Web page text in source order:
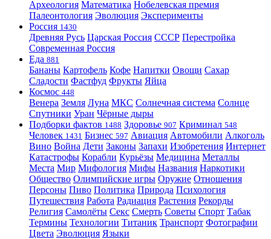
Археология Математика Нобелевская премия
Палеонтология Эволюция Эксперименты
Россия 1430
Древняя Русь Царская Россия СССР Перестройка
Современная Россия
Еда 881
Бананы Картофель Кофе Напитки Овощи Сахар
Сладости Фастфуд Фрукты Яйца
Космос 448
Венера Земля Луна МКС Солнечная система Солнце
Спутники Уран Чёрные дыры
Подборки фактов 1488 Здоровье 907 Криминал 548
Человек 1431 Бизнес 597 Авиация Автомобили Алкоголь
Вино Война Дети Законы Запахи Изобретения Интернет
Катастрофы Корабли Курьёзы Медицина Металлы
Места Мир Мифология Мифы Названия Наркотики
Общество Олимпийские игры Оружие Отношения
Персоны Пиво Политика Природа Психология
Путешествия Работа Радиация Растения Рекорды
Религия Самолёты Секс Смерть Советы Спорт Табак
Термины Технологии Титаник Транспорт Фотографии
Цвета Эволюция Языки